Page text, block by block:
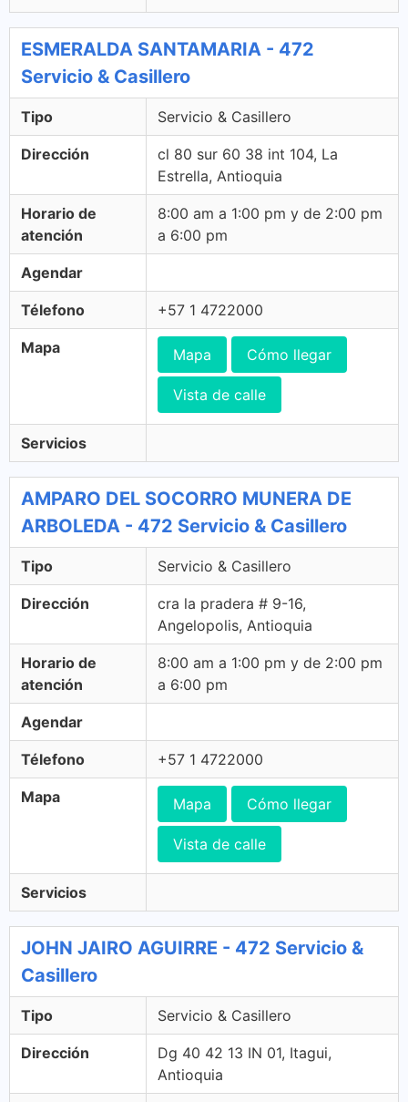
ESMERALDA SANTAMARIA - 472
Servicio & Casillero
Tipo Servicio & Casillero
Dirección
cl 80 sur 60 38 int 104, La
Estrella, Antioquia
Horario de
atención
8:00 am a 1:00 pm y de 2:00 pm
a 6:00 pm
Agendar
Télefono +57 1 4722000
Mapa Mapa Cómo llegar
Vista de calle
Servicios
AMPARO DEL SOCORRO MUNERA DE
ARBOLEDA - 472 Servicio & Casillero
Tipo Servicio & Casillero
Dirección
cra la pradera # 9-16,
Angelopolis, Antioquia
Horario de
atención
8:00 am a 1:00 pm y de 2:00 pm
a 6:00 pm
Agendar
Télefono +57 1 4722000
Mapa Mapa Cómo llegar
Vista de calle
Servicios
JOHN JAIRO AGUIRRE - 472 Servicio &
Casillero
Tipo Servicio & Casillero
Dirección
Dg 40 42 13 IN 01, Itagui,
Antioquia